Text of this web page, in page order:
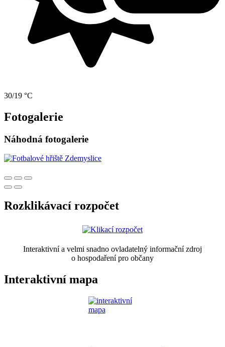
30/19 °C
Fotogalerie
Náhodná fotogalerie
Rozklikávací rozpočet
Interaktivní a velmi snadno ovladatelný informační zdroj
o hospodaření pro občany
Interaktivní mapa